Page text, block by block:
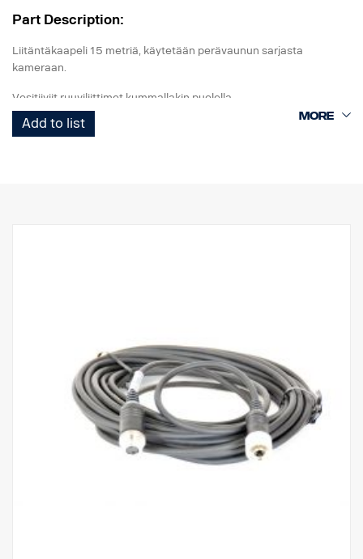
Part Description:
Liitäntäkaapeli 15 metriä, käytetään perävaunun sarjasta
kameraan.
Vesitiiviit ruuviliittimet kummallakin puolella.
Add to list